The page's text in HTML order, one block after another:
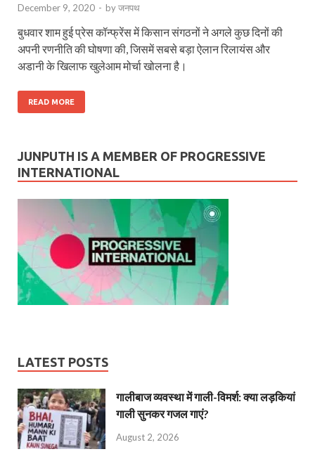
December 9, 2020 - byजनपथ
बुधवार शाम हुई प्रेस कॉन्‍फ्रेंस में किसान संगठनों ने अगले कुछ दिनों की
अपनी रणनीति की घोषणा की, जिसमें सबसे बड़ा ऐलान रिलायंस और
अडानी के खिलाफ खुलेआम मोर्चा खोलना है।
READ MORE
JUNPUTH IS A MEMBER OF PROGRESSIVE
INTERNATIONAL
LATEST POSTS
गालीबाज व्‍यवस्‍था में गाली-विमर्श: क्या लड़कियां
गाली सुनकर गजल गाएं?
August 2, 2026